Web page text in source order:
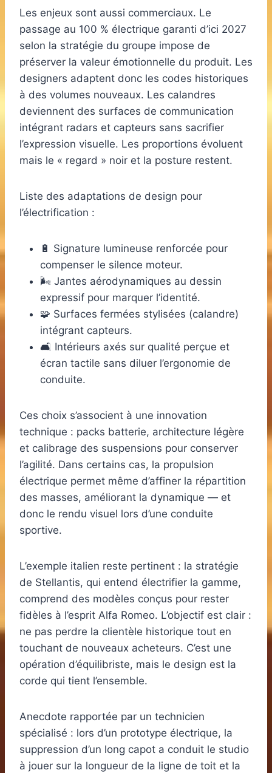
Les enjeux sont aussi commerciaux. Le
passage au 100 % électrique garanti d’ici 2027
selon la stratégie du groupe impose de
préserver la valeur émotionnelle du produit. Les
designers adaptent donc les codes historiques
à des volumes nouveaux. Les calandres
deviennent des surfaces de communication
intégrant radars et capteurs sans sacrifier
l’expression visuelle. Les proportions évoluent
mais le « regard » noir et la posture restent.
Liste des adaptations de design pour
l’électrification :
🔋 Signature lumineuse renforcée pour
compenser le silence moteur.
🌬️ Jantes aérodynamiques au dessin
expressif pour marquer l’identité.
🧩 Surfaces fermées stylisées (calandre)
intégrant capteurs.
🛋️ Intérieurs axés sur qualité perçue et
écran tactile sans diluer l’ergonomie de
conduite.
Ces choix s’associent à une innovation
technique : packs batterie, architecture légère
et calibrage des suspensions pour conserver
l’agilité. Dans certains cas, la propulsion
électrique permet même d’affiner la répartition
des masses, améliorant la dynamique — et
donc le rendu visuel lors d’une conduite
sportive.
L’exemple italien reste pertinent : la stratégie
de Stellantis, qui entend électrifier la gamme,
comprend des modèles conçus pour rester
fidèles à l’esprit Alfa Romeo. L’objectif est clair :
ne pas perdre la clientèle historique tout en
touchant de nouveaux acheteurs. C’est une
opération d’équilibriste, mais le design est la
corde qui tient l’ensemble.
Anecdote rapportée par un technicien
spécialisé : lors d’un prototype électrique, la
suppression d’un long capot a conduit le studio
à jouer sur la longueur de la ligne de toit et la